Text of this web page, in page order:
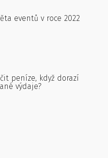
eventů v roce 2022
peníze, když dorazí
výdaje?